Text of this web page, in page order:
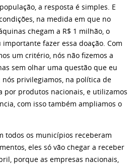
a resposta é simples. E
na medida em que no
chegam a R$ 1 milhão, o
fazer essa doação. Com
um critério, nós não fizemos a
sem olhar uma questão que eu
privilegiamos, na política de
por produtos nacionais, e utilizamos
com isso também ampliamos o
todos os municípios receberam
eles só vão chegar a receber
porque as empresas nacionais,